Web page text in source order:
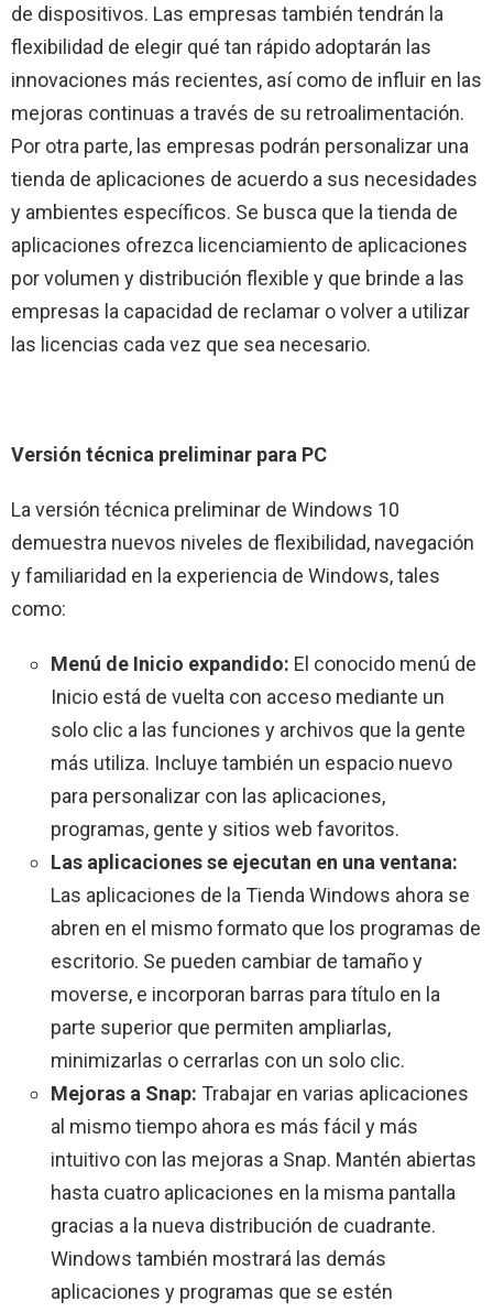
de dispositivos. Las empresas también tendrán la
flexibilidad de elegir qué tan rápido adoptarán las
innovaciones más recientes, así como de influir en las
mejoras continuas a través de su retroalimentación.
Por otra parte, las empresas podrán personalizar una
tienda de aplicaciones de acuerdo a sus necesidades
y ambientes específicos. Se busca que la tienda de
aplicaciones ofrezca licenciamiento de aplicaciones
por volumen y distribución flexible y que brinde a las
empresas la capacidad de reclamar o volver a utilizar
las licencias cada vez que sea necesario.
Versión técnica preliminar para PC
La versión técnica preliminar de Windows 10
demuestra nuevos niveles de flexibilidad, navegación
y familiaridad en la experiencia de Windows, tales
como:
Menú de Inicio expandido: El conocido menú de
Inicio está de vuelta con acceso mediante un
solo clic a las funciones y archivos que la gente
más utiliza. Incluye también un espacio nuevo
para personalizar con las aplicaciones,
programas, gente y sitios web favoritos.
Las aplicaciones se ejecutan en una ventana:
Las aplicaciones de la Tienda Windows ahora se
abren en el mismo formato que los programas de
escritorio. Se pueden cambiar de tamaño y
moverse, e incorporan barras para título en la
parte superior que permiten ampliarlas,
minimizarlas o cerrarlas con un solo clic.
Mejoras a Snap: Trabajar en varias aplicaciones
al mismo tiempo ahora es más fácil y más
intuitivo con las mejoras a Snap. Mantén abiertas
hasta cuatro aplicaciones en la misma pantalla
gracias a la nueva distribución de cuadrante.
Windows también mostrará las demás
aplicaciones y programas que se estén